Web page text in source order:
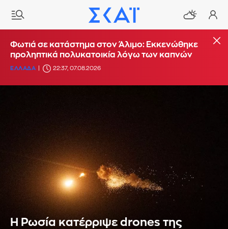
Φωτιά σε κατάστημα στον Άλιμο: Εκκενώθηκε
προληπτικά πολυκατοικία λόγω των καπνών
ΕΛΛΑΔΑ 22:37, 07.08.2026
Η Ρωσία κατέρριψε drones της